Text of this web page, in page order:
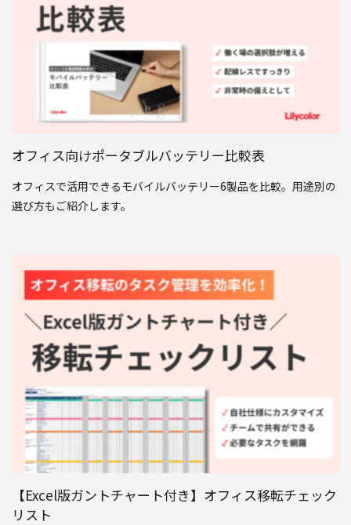
オフィス向けポータブルバッテリー比較表
オフィスで活用できるモバイルバッテリー6製品を比較。用途別の
選び方もご紹介します。
【Excel版ガントチャート付き】オフィス移転チェック
リスト